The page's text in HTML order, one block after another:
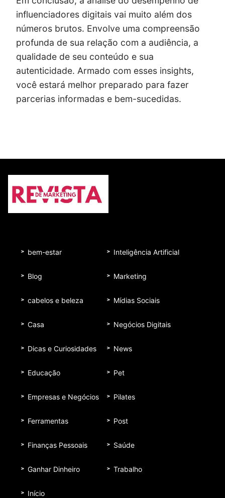
influenciadores digitais vai muito além dos
números brutos. Envolve uma compreensão
profunda de sua relação com a audiência, a
qualidade de seu conteúdo e sua
autenticidade. Armado com esses insights,
você estará melhor preparado para fazer
parcerias informadas e bem-sucedidas.
bem-estar
Blog
cabelos e beleza
Casa
Dicas e Curiosidades
Educação
Empresas e Negócios
Ferramentas
Finanças Pessoais
Ganhar Dinheiro
Início
Inteligência Artificial
Marketing
Mídias Sociais
Negócios Digitais
News
Pet
Pilates
Post
Saúde
Trabalho